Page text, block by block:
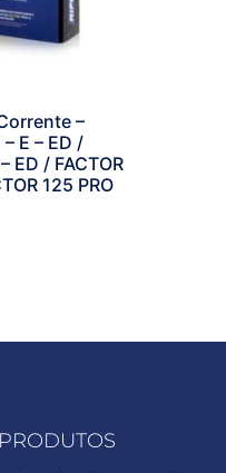
–
E – ED /
ED / FACTOR
125 PRO
PRODUTOS